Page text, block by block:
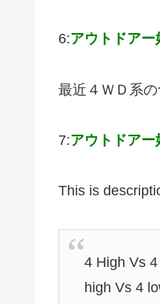
6:アウトドアー
最近４ＷＤ系
7:アウトドアー
This is
4 High Vs
high Vs 4